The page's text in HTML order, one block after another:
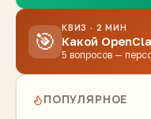
🎯
КВИЗ · 2 МИН
Какой
5 вопросов —
ПОПУЛЯРНОЕ